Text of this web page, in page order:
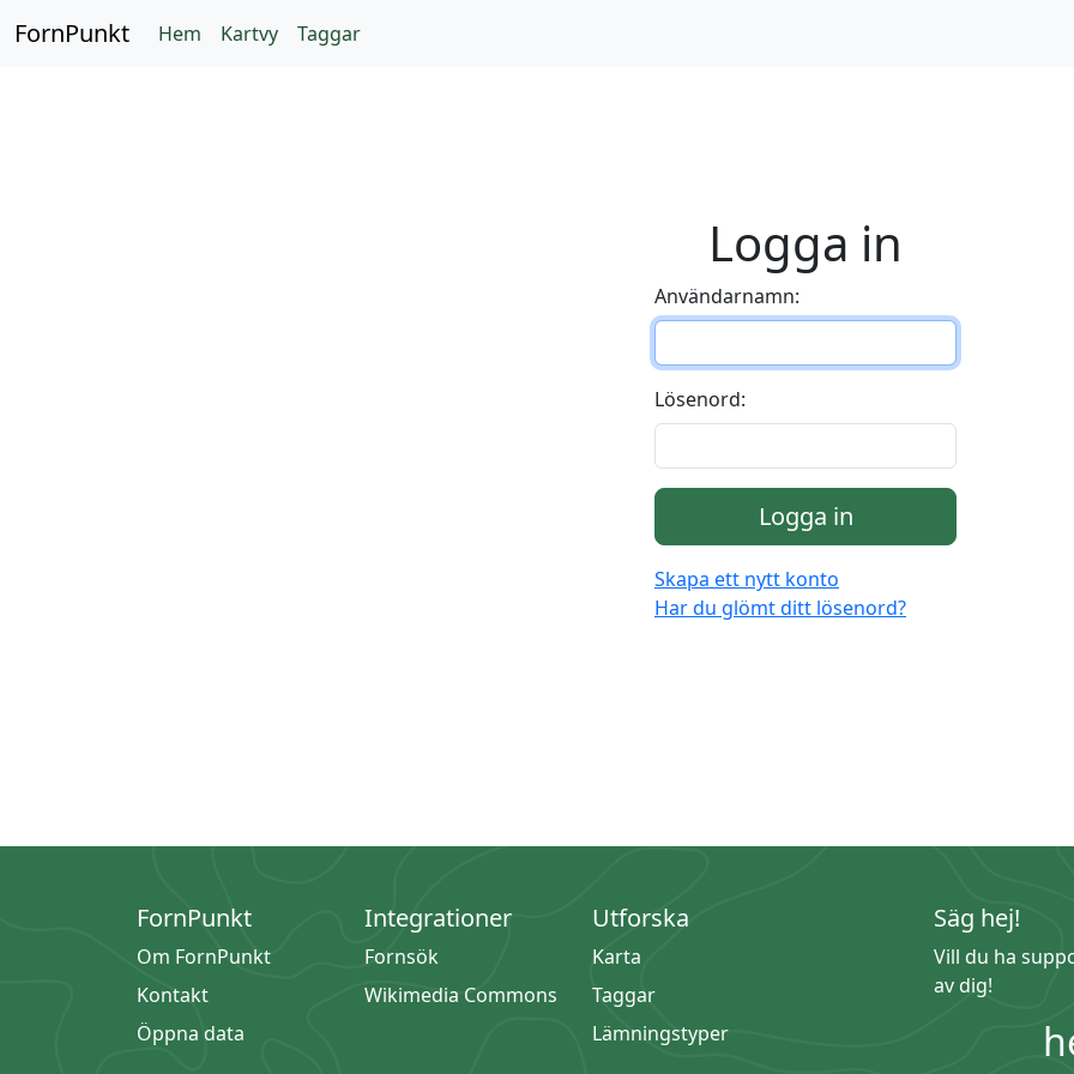
FornPunkt Hem Kartvy Taggar
Logga in
Användarnamn:
Lösenord:
Logga in
Skapa ett nytt konto
Har du glömt ditt lösenord?
FornPunkt
Om FornPunkt
Kontakt
Öppna data
Integrationer
Fornsök
Wikimedia Commons
Utforska
Karta
Taggar
Lämningstyper
Säg hej!
Vill du ha
av dig!